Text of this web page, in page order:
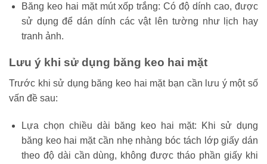
Băng keo hai mặt mút xốp trắng: Có độ dính cao, được
sử dụng để dán dính các vật lên tường như lịch hay
tranh ảnh.
Lưu ý khi sử dụng băng keo hai mặt
Trước khi sử dụng băng keo hai mặt bạn cần lưu ý một số
vấn đề sau:
Lựa chọn chiều dài băng keo hai mặt: Khi sử dụng
băng keo hai mặt cần nhẹ nhàng bóc tách lớp giấy dán
theo độ dài cần dùng, không được tháo phần giấy khi